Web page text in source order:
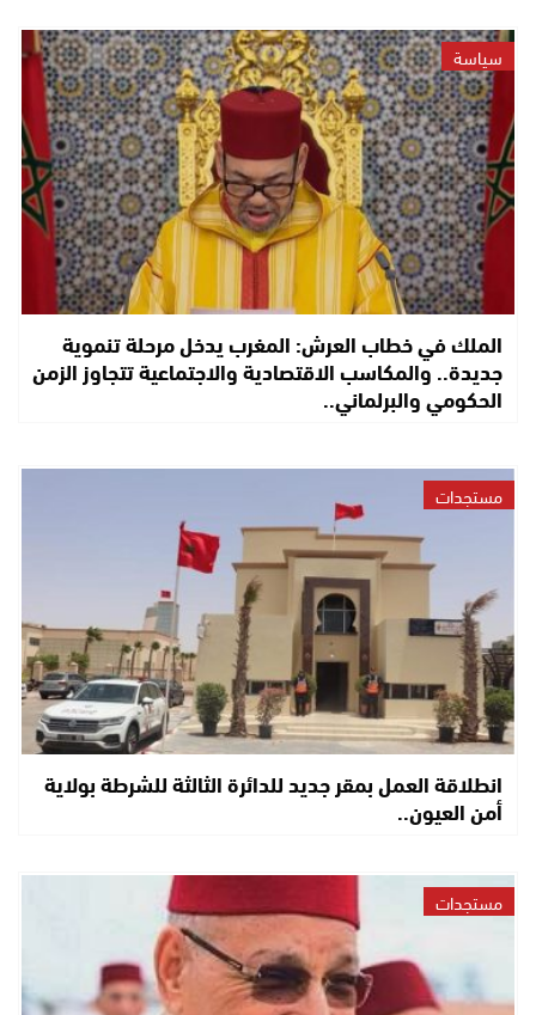
سياسة
الملك في خطاب العرش: المغرب يدخل مرحلة تنموية
جديدة.. والمكاسب الاقتصادية والاجتماعية تتجاوز الزمن
الحكومي والبرلماني..
مستجدات
انطلاقة العمل بمقر جديد للدائرة الثالثة للشرطة بولاية
أمن العيون..
مستجدات